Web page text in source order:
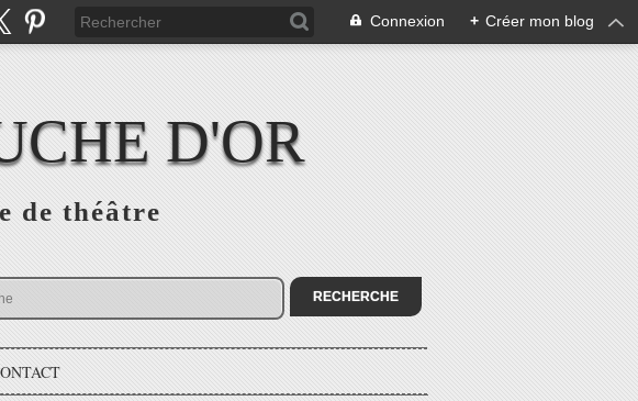
Connexion + Créer mon blog
D'OR
de théâtre